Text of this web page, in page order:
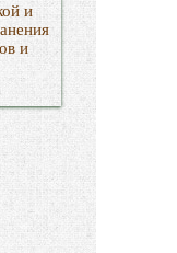
и
и